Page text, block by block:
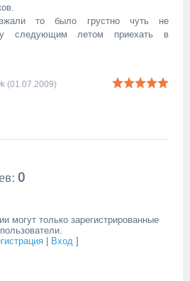
то было грустно чуть не
следующим летом приехать в
(01.07.2009)
: 0
могут только зарегистрированные
пользователи.
| Вход]